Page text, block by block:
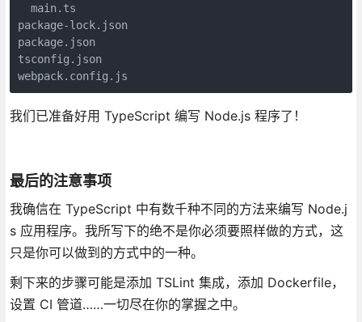
  main.ts
package-lock.json
package.json
tsconfig.json
webpack.config.js
我们已准备好用 TypeScript 编写 Node.js 程序了！
最后的注意事项
我确信在 TypeScript 中有数千种不同的方法来编写 Node.j
s 应用程序。我所写下的绝不是你必须要照样做的方式，这
只是你可以做到的方式中的一种。
剩下来的步骤可能是添加 TSLint 集成，添加 Dockerfile，
设置 CI 管道……一切尽在你的掌握之中。